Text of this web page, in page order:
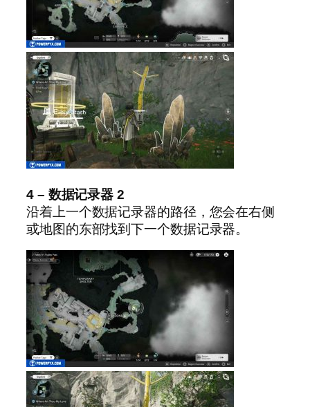
4 – 数据记录器 2
沿着上一个数据记录器的路径，您会在右侧
或地图的东部找到下一个数据记录器。